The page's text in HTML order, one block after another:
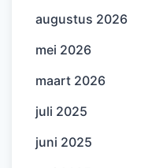
augustus 2026
mei 2026
maart 2026
juli 2025
juni 2025